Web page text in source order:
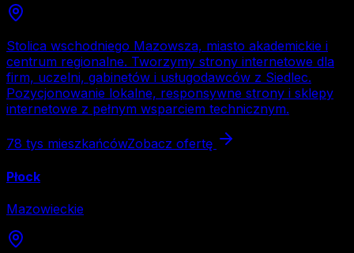
Stolica wschodniego Mazowsza, miasto akademickie i
centrum regionalne. Tworzymy strony internetowe dla
firm, uczelni, gabinetów i usługodawców z Siedlec.
Pozycjonowanie lokalne, responsywne strony i sklepy
internetowe z pełnym wsparciem technicznym.
78 tys mieszkańcówZobacz ofertę
Płock
Mazowieckie